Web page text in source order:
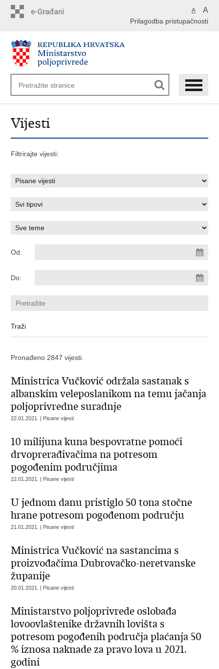
A A
Prilagodba pristupačnosti
Vijesti
Filtrirajte vijesti:
Od:
Do:
Pronađeno 2847 vijesti.
Ministrica Vučković održala sastanak s
albanskim veleposlanikom na temu jačanja
poljoprivredne suradnje
22.01.2021. | Pisane vijesti
10 milijuna kuna bespovratne pomoći
drvoprerađivačima na potresom
pogođenim područjima
22.01.2021. | Pisane vijesti
U jednom danu pristiglo 50 tona stočne
hrane potresom pogođenom području
21.01.2021. | Pisane vijesti
Ministrica Vučković na sastancima s
proizvođačima Dubrovačko-neretvanske
županije
20.01.2021. | Pisane vijesti
Ministarstvo poljoprivrede oslobađa
lovoovlaštenike državnih lovišta s
potresom pogođenih područja plaćanja 50
% iznosa naknade za pravo lova u 2021.
godini